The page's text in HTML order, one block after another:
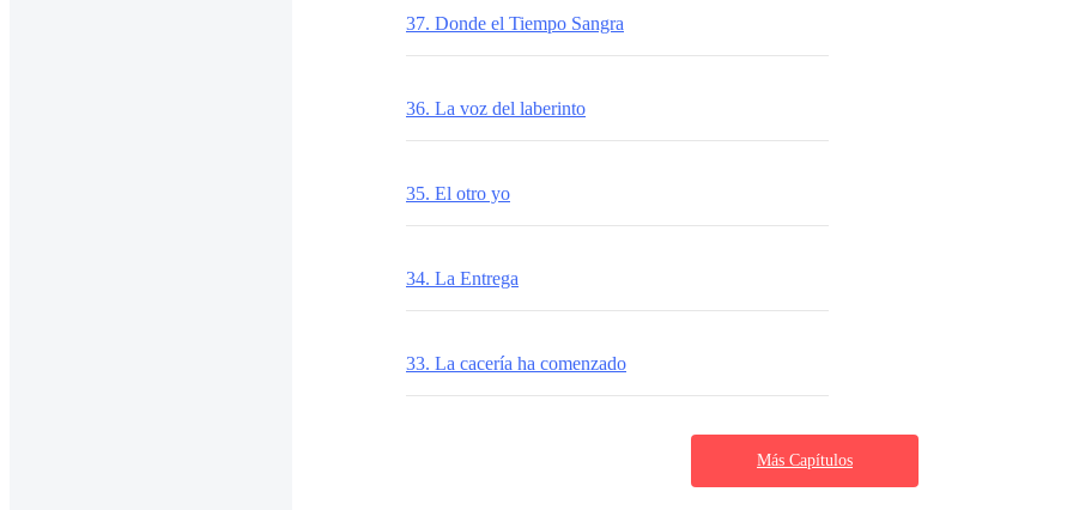
37. Donde el Tiempo Sangra
36. La voz del laberinto
35. El otro yo
34. La Entrega
33. La cacería ha comenzado
Más Capítulos